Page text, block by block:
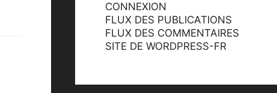
CONNEXION
FLUX DES PUBLICATIONS
FLUX DES COMMENTAIRES
SITE DE WORDPRESS-FR